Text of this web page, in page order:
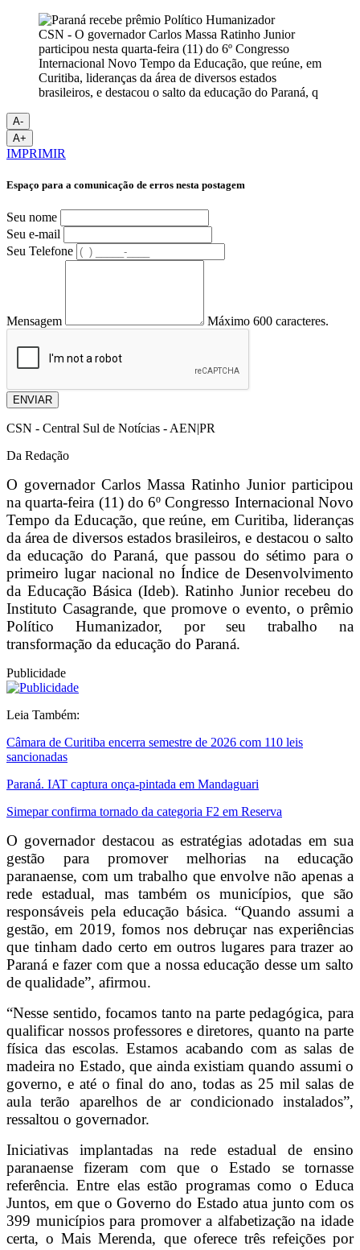
CSN - O governador Carlos Massa Ratinho Junior
participou nesta quarta-feira (11) do 6º Congresso
Internacional Novo Tempo da Educação, que reúne, em
Curitiba, lideranças da área de diversos estados
brasileiros, e destacou o salto da educação do Paraná, q
A-
A+
IMPRIMIR
Espaço para a comunicação de erros nesta postagem
Seu nome
Seu e-mail
Seu Telefone
Mensagem Máximo 600 caracteres.
ENVIAR
CSN - Central Sul de Notícias - AEN|PR
Da Redação
O governador Carlos Massa Ratinho Junior participou
na quarta-feira (11) do 6º Congresso Internacional Novo
Tempo da Educação, que reúne, em Curitiba, lideranças
da área de diversos estados brasileiros, e destacou o salto
da educação do Paraná, que passou do sétimo para o
primeiro lugar nacional no Índice de Desenvolvimento
da Educação Básica (Ideb). Ratinho Junior recebeu do
Instituto Casagrande, que promove o evento, o prêmio
Político Humanizador, por seu trabalho na
transformação da educação do Paraná.
Publicidade
Leia Também:
Câmara de Curitiba encerra semestre de 2026 com 110 leis
sancionadas
Paraná. IAT captura onça-pintada em Mandaguari
Simepar confirma tornado da categoria F2 em Reserva
O governador destacou as estratégias adotadas em sua
gestão para promover melhorias na educação
paranaense, com um trabalho que envolve não apenas a
rede estadual, mas também os municípios, que são
responsáveis pela educação básica. “Quando assumi a
gestão, em 2019, fomos nos debruçar nas experiências
que tinham dado certo em outros lugares para trazer ao
Paraná e fazer com que a nossa educação desse um salto
de qualidade”, afirmou.
“Nesse sentido, focamos tanto na parte pedagógica, para
qualificar nossos professores e diretores, quanto na parte
física das escolas. Estamos acabando com as salas de
madeira no Estado, que ainda existiam quando assumi o
governo, e até o final do ano, todas as 25 mil salas de
aula terão aparelhos de ar condicionado instalados”,
ressaltou o governador.
Iniciativas implantadas na rede estadual de ensino
paranaense fizeram com que o Estado se tornasse
referência. Entre elas estão programas como o Educa
Juntos, em que o Governo do Estado atua junto com os
399 municípios para promover a alfabetização na idade
certa, o Mais Merenda, que oferece três refeições por